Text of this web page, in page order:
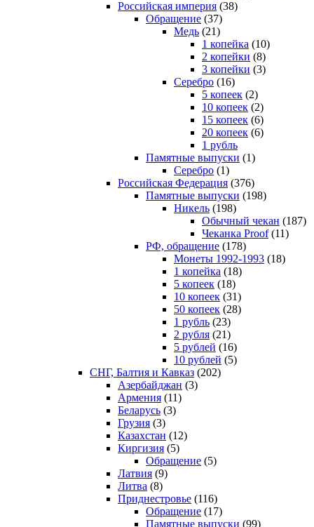
Российская империя (38)
Обращение (37)
Медь (21)
1 копейка (10)
2 копейки (8)
3 копейки (3)
Серебро (16)
5 копеек (2)
10 копеек (2)
15 копеек (6)
20 копеек (6)
1 рубль
Памятные выпуски (1)
Серебро (1)
Российская Федерация (376)
Памятные выпуски (198)
Никель (198)
Обычный чекан (187)
Чеканка Proof(11)
РФ, обращение (178)
Монеты 1992-1993 (18)
1 копейка (18)
5 копеек (18)
10 копеек (31)
50 копеек (28)
1 рубль (23)
2 рубля (21)
5 рублей (16)
10 рублей (5)
СНГ, Балтия и Кавказ (202)
Азербайджан (3)
Армения (11)
Беларусь (3)
Грузия (3)
Казахстан (12)
Киргизия (5)
Обращение (5)
Латвия (9)
Литва (8)
Приднестровье (116)
Обращение (17)
Памятные выпуски (99)